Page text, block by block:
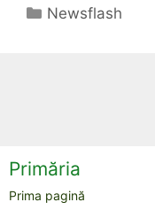
Categorii
Newsflash
Primăria
Prima pagină